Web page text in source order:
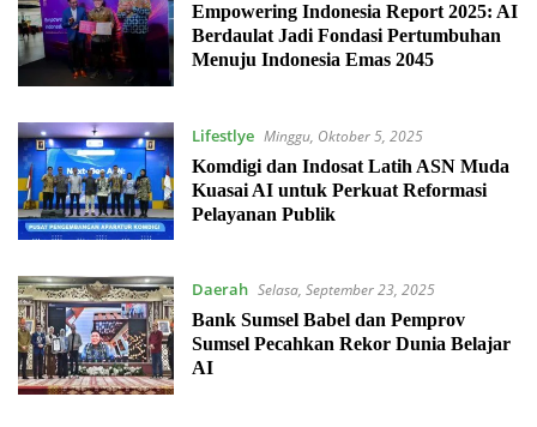
Empowering Indonesia Report 2025: AI
Berdaulat Jadi Fondasi Pertumbuhan
Menuju Indonesia Emas 2045
Lifestlye Minggu, Oktober 5, 2025
Komdigi dan Indosat Latih ASN Muda
Kuasai AI untuk Perkuat Reformasi
Pelayanan Publik
Daerah Selasa, September 23, 2025
Bank Sumsel Babel dan Pemprov
Sumsel Pecahkan Rekor Dunia Belajar
AI